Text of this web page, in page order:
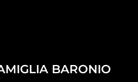
BARONIO